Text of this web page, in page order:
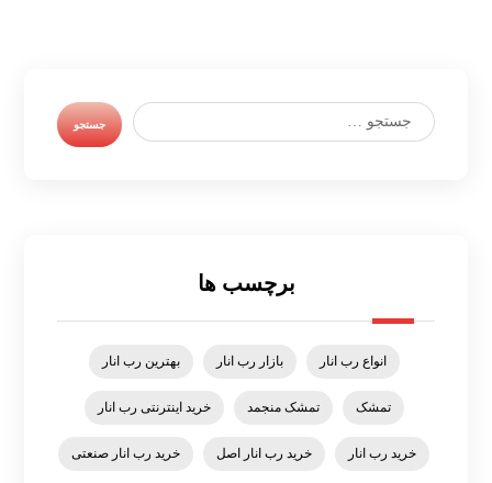
برچسب ها
انواع رب انار بازار رب انار بهترین رب انار
تمشک تمشک منجمد خرید اینترنتی رب انار
خرید رب انار خرید رب انار اصل خرید رب انار صنعتی